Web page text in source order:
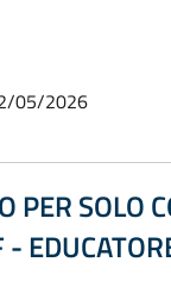
05/2026
PER SOLO